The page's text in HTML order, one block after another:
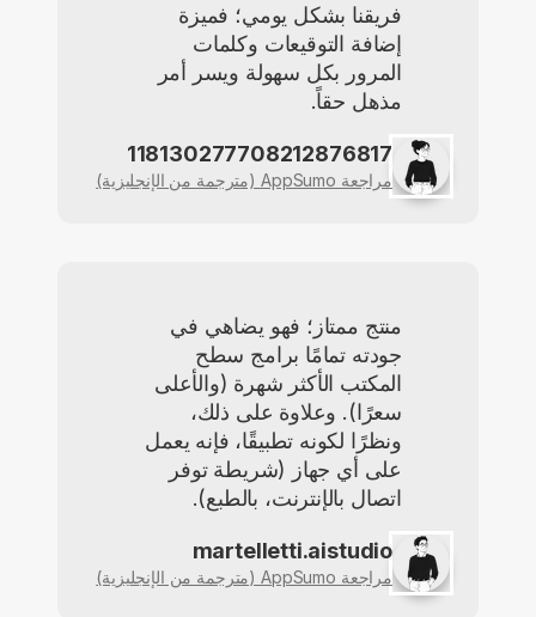
فريقنا بشكل يومي؛ فميزة
إضافة التوقيعات وكلمات
المرور بكل سهولة ويسر أمر
مذهل حقاً.
118130277708212876817
مراجعة AppSumo (مترجمة من الإنجليزية)
منتج ممتاز؛ فهو يضاهي في
جودته تمامًا برامج سطح
المكتب الأكثر شهرة (والأعلى
سعرًا). وعلاوة على ذلك،
ونظرًا لكونه تطبيقًا، فإنه يعمل
على أي جهاز (شريطة توفر
اتصال بالإنترنت، بالطبع).
martelletti.aistudio
مراجعة AppSumo (مترجمة من الإنجليزية)